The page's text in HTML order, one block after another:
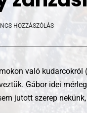
HOZZÁSZÓLÁS
való
Gábor idei
jutott szerep